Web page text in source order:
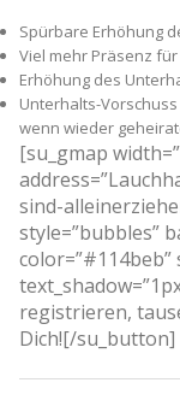
Spürbare Erhöhung
Viel mehr Präsenz
Erhöhung des
Unterhalts-
wenn wieder
[su_gmap
sind-
style=”bubbles”
color=”#114beb”
registrieren,
Dich![/su_button]